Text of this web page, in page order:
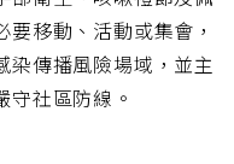
移動、活動或集會，
染傳播風險場域，並主
社區防線。